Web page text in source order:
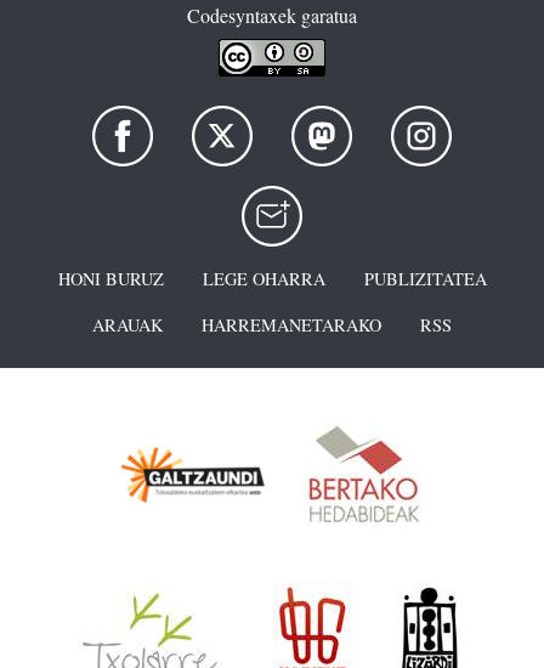
Codesyntaxek garatua
HONI BURUZ LEGE OHARRA
PUBLIZITATEA
ARAUAK
HARREMANETARAKO RSS